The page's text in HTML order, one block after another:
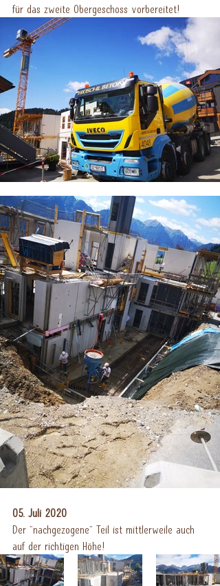
für das zweite Obergeschoss vorbereitet!
05. Juli 2020
Der "nachgezogene" Teil ist mittlerweile auch
auf der richtigen Höhe!